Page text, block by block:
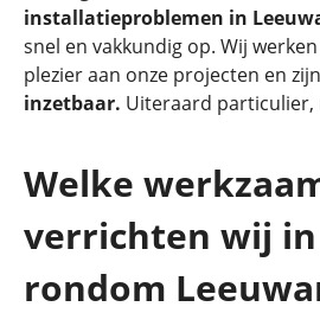
installatieproblemen in
snel en vakkundig op. Wij
plezier aan onze projecten en zijn
inzetbaar. Uiteraard particulier,
Welke
verrichten wij
rondom